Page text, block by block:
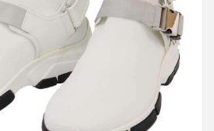
買取金額12,000円
詳しく見る